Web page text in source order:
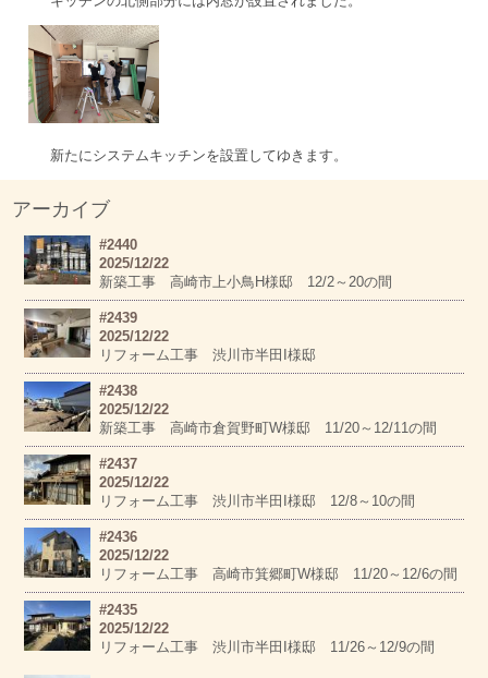
新たにシステムキッチンを設置してゆきます。
アーカイブ
#2440
2025/12/22
新築工事 高崎市上小鳥H様邸 12/2～20の間
#2439
2025/12/22
リフォーム工事 渋川市半田I様邸
#2438
2025/12/22
新築工事 高崎市倉賀野町W様邸 11/20～12/11の間
#2437
2025/12/22
リフォーム工事 渋川市半田I様邸 12/8～10の間
#2436
2025/12/22
リフォーム工事 高崎市箕郷町W様邸 11/20～12/6の間
#2435
2025/12/22
リフォーム工事 渋川市半田I様邸 11/26～12/9の間